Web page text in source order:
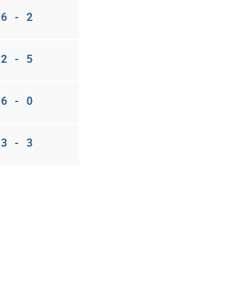
6 - 2
2 - 5
6 - 0
3 - 3